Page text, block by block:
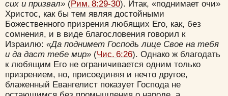
сих и призвал» (Рим. 8:29-30). Итак, «поднимает очи»
Христос, как бы тем являя достойными
Божественного призрения любящих Его, как, без
сомнения, и в виде благословения говорил к
Израилю: «Да поднимет Господь лице Свое на тебя
и да даст тебе мир» (Чис. 6:26). Однако ж благодать
к любящим Его не ограничивается одним только
призрением, но, присоединяя и нечто другое,
блаженный Евангелист показует Господа не